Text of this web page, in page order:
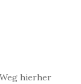
hierher